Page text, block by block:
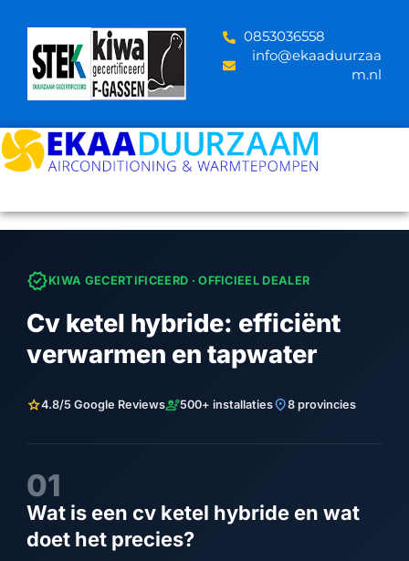
content
‪0853036558
info@ekaaduurzaa
m.nl
verifiedKIWA GECERTIFICEERD · OFFICIEEL DEALER
Cv ketel hybride: efficiënt
verwarmen en tapwater
star4.8/5 Google Reviewsengineering500+ installatieslocation_on8 provincies
01
Wat is een cv ketel hybride en wat
doet het precies?